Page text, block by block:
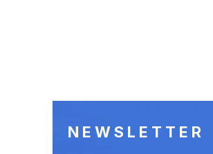
NEWSLETTER